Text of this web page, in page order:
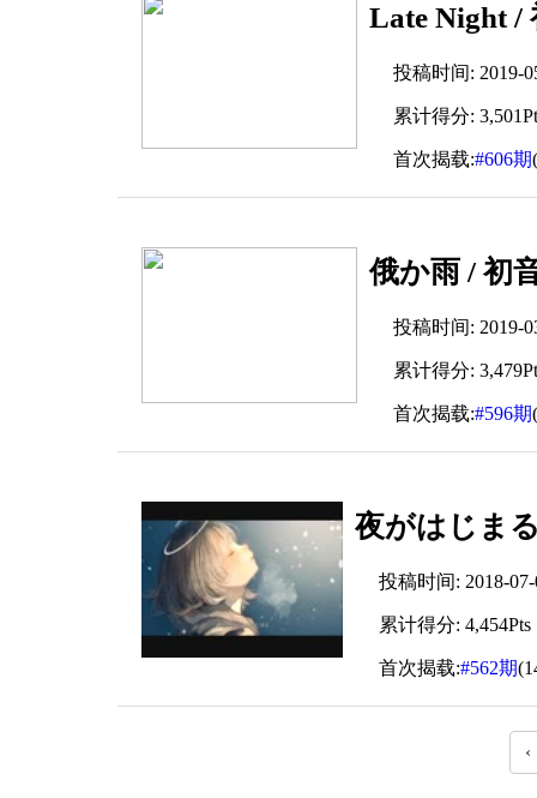
Late Night /
投稿时间: 2019-
累计得分:
首次揭载:#606期
俄か雨 / 初
投稿时间: 2019-
累计得分:
首次揭载:#596期
夜がはじま
投稿时间: 2018-07-
累计得分: 4,454Pts
首次揭载:#562期
‹